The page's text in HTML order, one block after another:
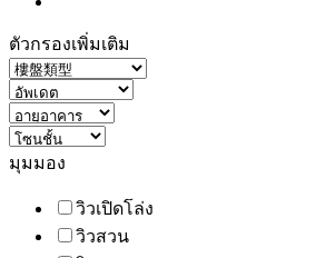
ตัวกรองเพิ่มเติม
มุมมอง
วิวเปิดโล่ง
วิวสวน